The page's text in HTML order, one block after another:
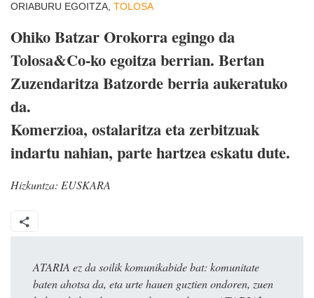
ORIABURU EGOITZA, TOLOSA
Ohiko Batzar Orokorra egingo da
Tolosa&Co-ko egoitza berrian. Bertan
Zuzendaritza Batzorde berria aukeratuko
da.
Komerzioa, ostalaritza eta zerbitzuak
indartu nahian, parte hartzea eskatu dute.
Hizkuntza: EUSKARA
ATARIA ez da soilik komunikabide bat: komunitate
baten ahotsa da, eta urte hauen guztien ondoren, zuen